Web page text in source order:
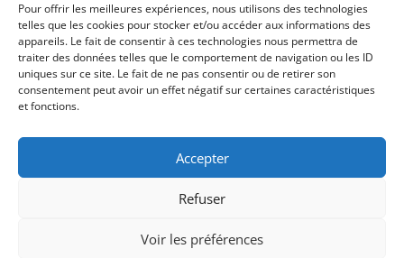
Pour offrir les meilleures expériences, nous utilisons des technologies
telles que les cookies pour stocker et/ou accéder aux informations des
appareils. Le fait de consentir à ces technologies nous permettra de
traiter des données telles que le comportement de navigation ou les ID
uniques sur ce site. Le fait de ne pas consentir ou de retirer son
consentement peut avoir un effet négatif sur certaines caractéristiques
et fonctions.
Accepter
Refuser
Voir les préférences
Nous contacter
02 97 46 51 97
Nous écrire
AMPER – 6 avenue du Général Borgnis-Desbordes – VANNES
Politique de protection des données